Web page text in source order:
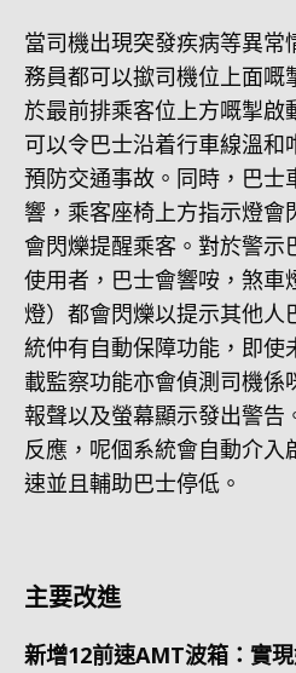
當司機出現突發疾病等異常
務員都可以撳司機位上面嘅
於最前排乘客位上方嘅掣啟
可以令巴士沿着行車線溫和
預防交通事故。同時，巴士
響，乘客座椅上方指示燈會
會閃爍提醒乘客。對於警示
使用者，巴士會響咹，煞車
燈）都會閃爍以提示其他人
統仲有自動保障功能，即使
載監察功能亦會偵測司機係
報聲以及螢幕顯示發出警告
反應，呢個系統會自動介
速並且輔助巴士停低。
主要改進
新增12前速AMT波箱：實